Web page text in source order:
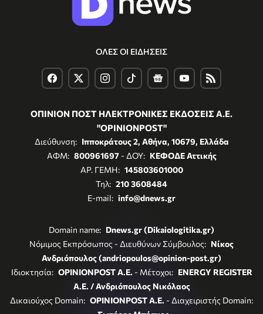
ΟΛΕΣ ΟΙ ΕΙΔΗΣΕΙΣ
ΟΠΙΝΙΟΝ ΠΟΣΤ ΗΛΕΚΤΡΟΝΙΚΕΣ ΕΚΔΟΣΕΙΣ Α.Ε.
"OPINIONPOST"
Διεύθυνση: Ιπποκράτους 2, Αθήνα, 10679, Ελλάδα
ΑΦΜ: 800961697- ΔΟΥ: ΚΕΦΟΔΕ Αττικής
ΑΡ. ΓΕΜΗ: 145803601000
Τηλ: 210 3608484
E-mail: info@dnews.gr
Domain name: Dnews.gr (Dikaiologitika.gr)
Νόμιμος Εκπρόσωπος - Διευθύνων Σύμβουλος: Νίκος
Ανδριόπουλος (andriopoulos@opinion-post.gr)
Ιδιοκτησία: OPINIONPOST A.E. - Μέτοχοι: ENERGY REGISTER
Α.Ε. / Ανδριόπουλος Νικόλαος
Δικαιούχος Domain: OPINIONPOST A.E. - Διαχειριστής Domain: